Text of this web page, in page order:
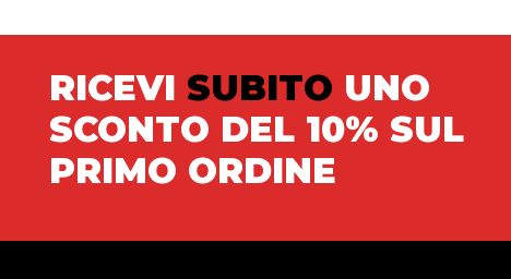
RICEVI SUBITO UNO
SCONTO DEL 10% SUL
PRIMO ORDINE